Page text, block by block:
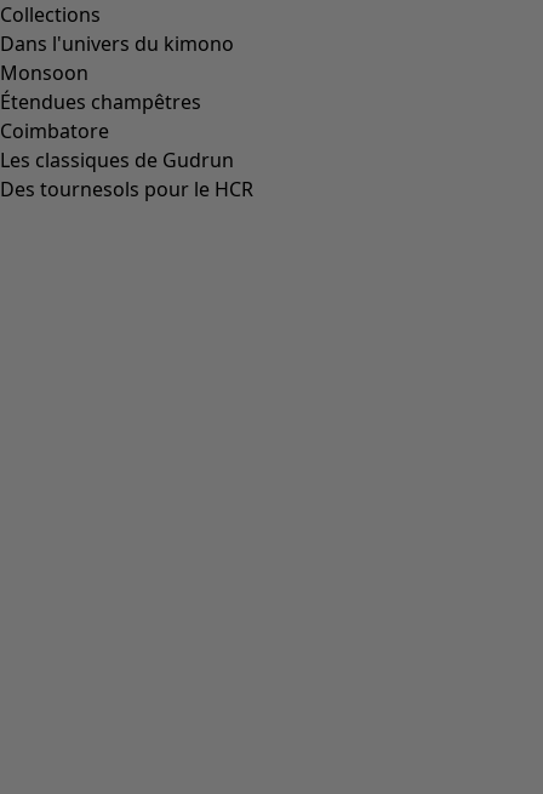
Collections
Dans l'univers du kimono
Monsoon
Étendues champêtres
Coimbatore
Les classiques de Gudrun
Des tournesols pour le HCR